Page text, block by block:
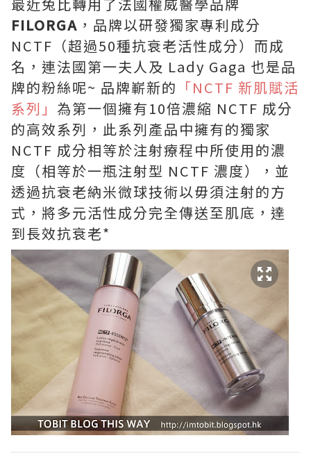
FILORGA ，品牌以研發獨家專利成分
NCTF（超過50種抗衰老活性成分）而成
名，連法國第一夫人及 Lady Gaga 也是品
牌的粉絲呢~ 品牌嶄新的 「NCTF 新肌賦活
系列」 為第一個擁有10倍濃縮 NCTF 成分
的高效系列，此系列產品中擁有的獨家
NCTF 成分相等於注射療程中所使用的濃
度（相等於一瓶注射型 NCTF 濃度），並
透過抗衰老納米微球技術以毋須注射的方
式，將多元活性成分完全傳送至肌底，達
到長效抗衰老*